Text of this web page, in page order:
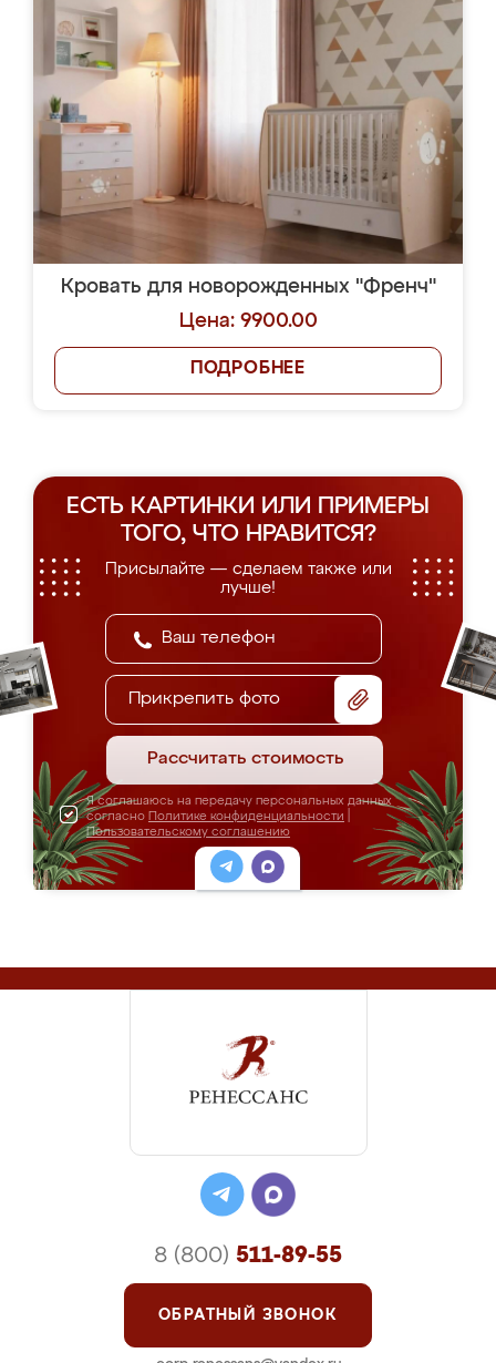
Кровать для новорожденных "Френч"
Цена: 9900.00
ПОДРОБНЕЕ
ЕСТЬ КАРТИНКИ ИЛИ ПРИМЕРЫ
ТОГО, ЧТО НРАВИТСЯ?
Присылайте — сделаем также или
лучше!
Прикрепить фото
Рассчитать стоимость
Я соглашаюсь на передачу персональных данных
согласно Политике конфиденциальности
Пользовательскому соглашению
8 (800) 511-89-55
ОБРАТНЫЙ ЗВОНОК